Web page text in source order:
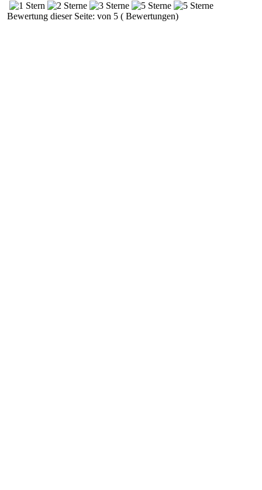
Bewertung dieser Seite: von 5 ( Bewertungen)